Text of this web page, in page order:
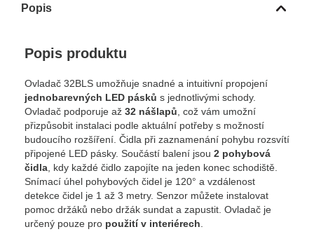
Popis
Popis produktu
Ovladač 32BLS umožňuje snadné a intuitivní propojení
jednobarevných LED pásků s jednotlivými schody.
Ovladač podporuje až 32 nášlapů , což vám umožní
přizpůsobit instalaci podle aktuální potřeby s možností
budoucího rozšíření. Čidla při zaznamenání pohybu rozsvítí
připojené LED pásky. Součástí balení jsou 2 pohybová
čidla , kdy každé čidlo zapojíte na jeden konec schodiště.
Snímací úhel pohybových čidel je 120° a vzdálenost
detekce čidel je 1 až 3 metry. Senzor můžete instalovat
pomoc držáků nebo držák sundat a zapustit. Ovladač je
určený pouze pro použití v interiérech